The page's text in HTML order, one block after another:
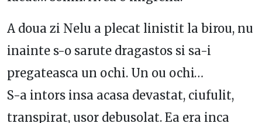
A doua zi Nelu a plecat linistit la birou, nu
inainte s-o sarute dragastos si sa-i
pregateasca un ochi. Un ou ochi…
S-a intors insa acasa devastat, ciufulit,
transpirat, usor debusolat. Ea era inca